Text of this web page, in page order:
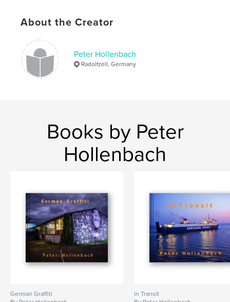
Publish Date:May 14, 2020
Keywords
Architektur , Menschen , Landschaft
About the Creator
Peter Hollenbach
Radolfzell, Germany
Books by Peter
Hollenbach
German Graffiti
in Transit